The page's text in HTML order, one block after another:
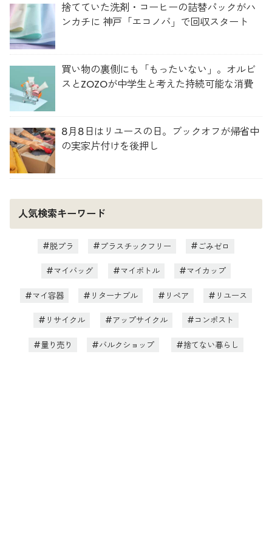
捨てていた洗剤・コーヒーの詰替パックがハ
ンカチに 神戸「エコノバ」で回収スタート
買い物の裏側にも「もったいない」。オルビ
スとZOZOが中学生と考えた持続可能な消費
8月8日はリユースの日。ブックオフが帰省中
の実家片付けを後押し
人気検索キーワード
脱プラ プラスチックフリー ごみゼロ
マイバッグ マイボトル マイカップ
マイ容器 リターナブル リペア リユース
リサイクル アップサイクル コンポスト
量り売り バルクショップ 捨てない暮らし